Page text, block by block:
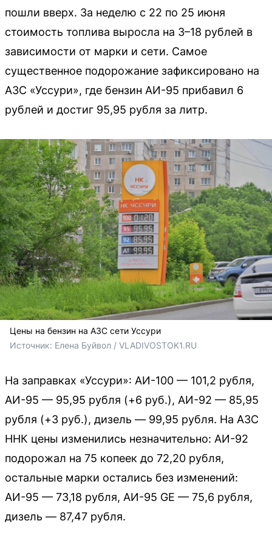
пошли вверх. За неделю с 22 по 25 июня
стоимость топлива выросла на 3–18 рублей в
зависимости от марки и сети. Самое
существенное подорожание зафиксировано на
АЗС «Уссури», где бензин АИ-95 прибавил 6
рублей и достиг 95,95 рубля за литр.
Цены на бензин на АЗС сети Уссури
Источник: Елена Буйвол / VLADIVOSTOK1.RU
На заправках «Уссури»: АИ-100 — 101,2 рубля,
АИ-95 — 95,95 рубля (+6 руб.), АИ-92 — 85,95
рубля (+3 руб.), дизель — 99,95 рубля. На АЗС
ННК цены изменились незначительно: АИ-92
подорожал на 75 копеек до 72,20 рубля,
остальные марки остались без изменений:
АИ-95 — 73,18 рубля, АИ-95 GE — 75,6 рубля,
дизель — 87,47 рубля.